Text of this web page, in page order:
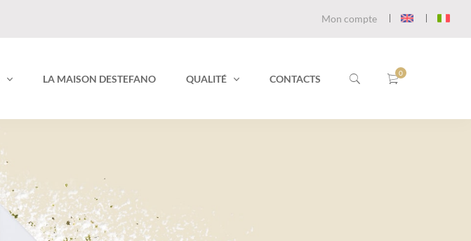
Mon compte
LA MAISON DESTEFANO QUALITÉ CONTACTS